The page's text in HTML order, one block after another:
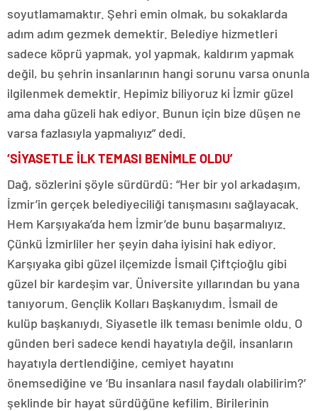
soyutlamamaktır. Şehri emin olmak, bu sokaklarda
adım adım gezmek demektir. Belediye hizmetleri
sadece köprü yapmak, yol yapmak, kaldırım yapmak
değil, bu şehrin insanlarının hangi sorunu varsa onunla
ilgilenmek demektir. Hepimiz biliyoruz ki İzmir güzel
ama daha güzeli hak ediyor. Bunun için bize düşen ne
varsa fazlasıyla yapmalıyız” dedi.
‘SİYASETLE İLK TEMASI BENİMLE OLDU’
Dağ, sözlerini şöyle sürdürdü: “Her bir yol arkadaşım,
İzmir’in gerçek belediyeciliği tanışmasını sağlayacak.
Hem Karşıyaka’da hem İzmir’de bunu başarmalıyız.
Çünkü İzmirliler her şeyin daha iyisini hak ediyor.
Karşıyaka gibi güzel ilçemizde İsmail Çiftçioğlu gibi
güzel bir kardeşim var. Üniversite yıllarından bu yana
tanıyorum. Gençlik Kolları Başkanıydım. İsmail de
kulüp başkanıydı. Siyasetle ilk teması benimle oldu. O
günden beri sadece kendi hayatıyla değil, insanların
hayatıyla dertlendiğine, cemiyet hayatını
önemsediğine ve ‘Bu insanlara nasıl faydalı olabilirim?’
şeklinde bir hayat sürdüğüne kefilim. Birilerinin